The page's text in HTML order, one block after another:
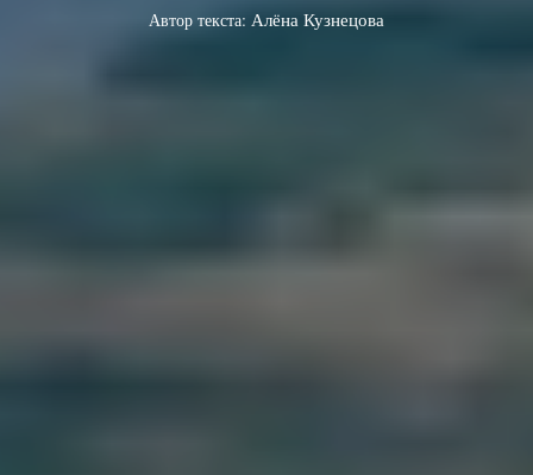
Автор текста: Алёна Кузнецова